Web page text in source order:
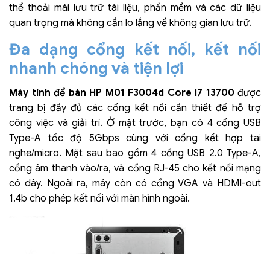
thể thoải mái lưu trữ tài liệu, phần mềm và các dữ liệu
quan trọng mà không cần lo lắng về không gian lưu trữ.
Đa dạng cổng kết nối, kết nối
nhanh chóng và tiện lợi
Máy tính để bàn HP M01 F3004d Core i7 13700 được
trang bị đầy đủ các cổng kết nối cần thiết để hỗ trợ
công việc và giải trí. Ở mặt trước, bạn có 4 cổng USB
Type-A tốc độ 5Gbps cùng với cổng kết hợp tai
nghe/micro. Mặt sau bao gồm 4 cổng USB 2.0 Type-A,
cổng âm thanh vào/ra, và cổng RJ-45 cho kết nối mạng
có dây. Ngoài ra, máy còn có cổng VGA và HDMI-out
1.4b cho phép kết nối với màn hình ngoài.